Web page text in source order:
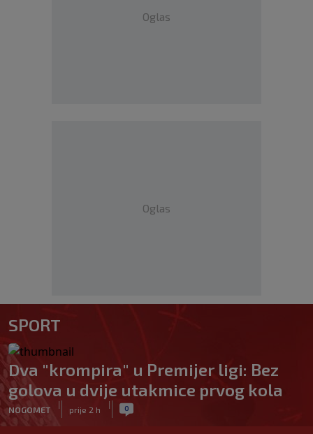
Oglas
Oglas
SPORT
Dva "krompira" u Premijer ligi: Bez
golova u dvije utakmice prvog kola
NOGOMET
|
prije 2 h
| 0